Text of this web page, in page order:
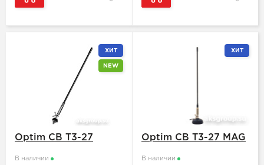
ХИТ
NEW
Optim CB T3-27
В наличии
ХИТ
Optim CB T3-27 MAG
В наличии